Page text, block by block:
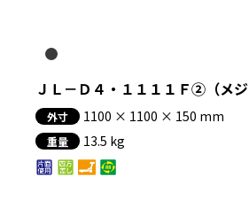
ＪＬ－Ｄ４・１１１１Ｆ②（メ
外寸 1100 × 1100 × 150 mm
重量 13.5 kg